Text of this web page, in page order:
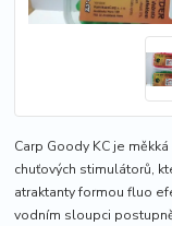
Carp Goody KC je
chuťových stimulátorů,
atraktanty formou fluo
vodním sloupci